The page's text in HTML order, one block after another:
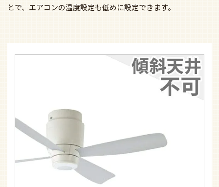
とで、エアコンの温度設定も低めに設定できます。